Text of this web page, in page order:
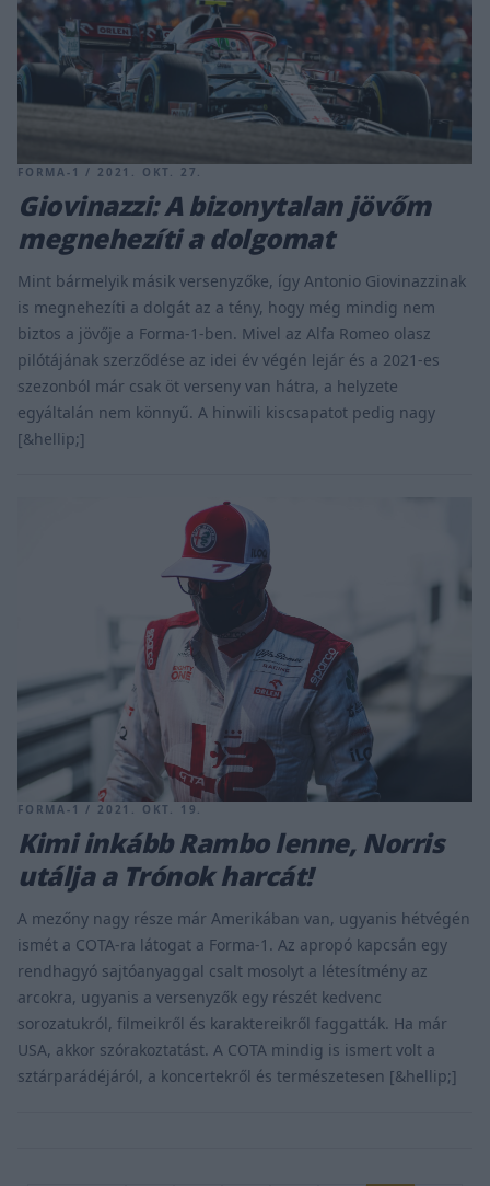
FORMA-1 / 2021. OKT. 27.
Giovinazzi: A bizonytalan jövőm
megnehezíti a dolgomat
Mint bármelyik másik versenyzőke, így Antonio Giovinazzinak
is megnehezíti a dolgát az a tény, hogy még mindig nem
biztos a jövője a Forma-1-ben. Mivel az Alfa Romeo olasz
pilótájának szerződése az idei év végén lejár és a 2021-es
szezonból már csak öt verseny van hátra, a helyzete
egyáltalán nem könnyű. A hinwili kiscsapatot pedig nagy
[&hellip;]
FORMA-1 / 2021. OKT. 19.
Kimi inkább Rambo lenne, Norris
utálja a Trónok harcát!
A mezőny nagy része már Amerikában van, ugyanis hétvégén
ismét a COTA-ra látogat a Forma-1. Az apropó kapcsán egy
rendhagyó sajtóanyaggal csalt mosolyt a létesítmény az
arcokra, ugyanis a versenyzők egy részét kedvenc
sorozatukról, filmeikről és karaktereikről faggatták. Ha már
USA, akkor szórakoztatást. A COTA mindig is ismert volt a
sztárparádéjáról, a koncertekről és természetesen [&hellip;]